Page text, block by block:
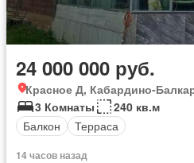
24 000 000 руб.
Красное Д, Кабардино-
3 Комнаты
240 кв.м
Балкон
Терраса
14 часов назад